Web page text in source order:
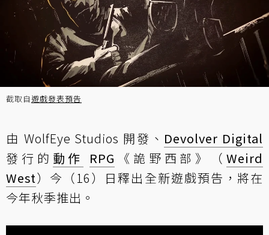
截取自遊戲發表預告
由 WolfEye Studios 開發、 Devolver Digital
發行的 動作 RPG 《詭野西部》（Weird
West）今（16）日釋出全新遊戲預告，將在
今年秋季推出。